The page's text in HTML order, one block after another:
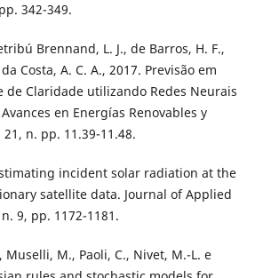
342-349.
Brennand, L. J., de Barros, H. F.,
Costa, A. C. A., 2017. Previsão em
de Claridade utilizando Redes Neurais
en Energías Renovables y
n. pp. 11.39-11.48.
incident solar radiation at the
satellite data. Journal of Applied
9, pp. 1172-1181.
Muselli, M., Paoli, C., Nivet, M.-L. e